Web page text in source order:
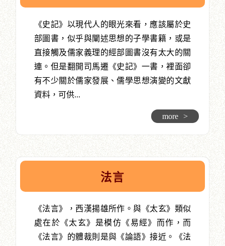
《史記》以現代人的眼光來看，應該屬於史
部圖書，似乎與闡述思想的子學書籍，或是
直接觸及儒家義理的經部圖書沒有太大的關
連。但是翻開司馬遷《史記》一書，裡面卻
有不少關於儒家發展、儒學思想演變的文獻
資料，可供...
more >
法言
《法言》，西漢揚雄所作。與《太玄》類似
處在於《太玄》是模仿《易經》而作，而
《法言》的體裁則是與《論語》接近。《法